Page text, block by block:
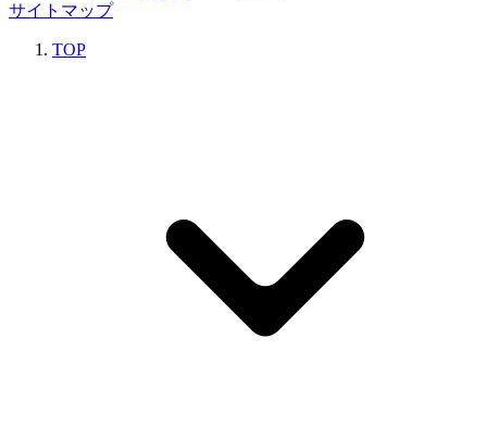
サイトマップ
TOP